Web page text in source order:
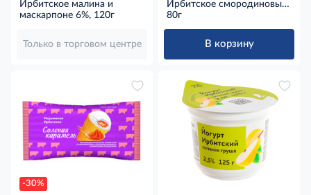
Ирбитское малина и
маскарпоне 6%, 120г
Только в торговом центре
Ирбитское смородиновый
раф-кофе в вафельном
80г
В корзину
-30%